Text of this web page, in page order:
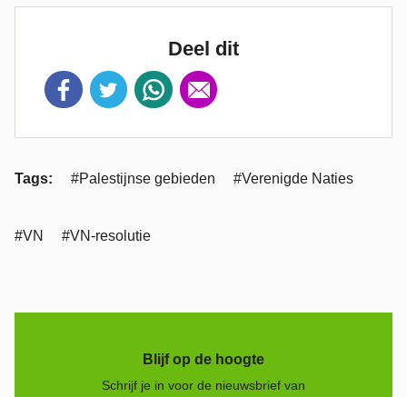
Deel dit
Tags: #Palestijnse gebieden #Verenigde Naties
#VN #VN-resolutie
Blijf op de hoogte
Schrijf je in voor de nieuwsbrief van